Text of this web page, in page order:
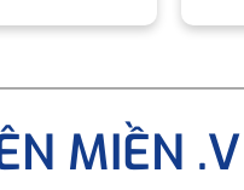
MIỀN